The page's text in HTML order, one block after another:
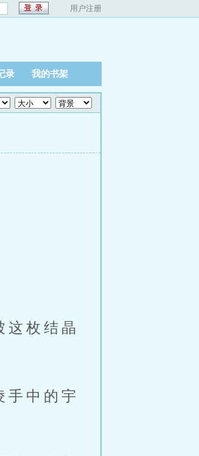
用户注册
录 我的书架
这枚结晶
手中的宇